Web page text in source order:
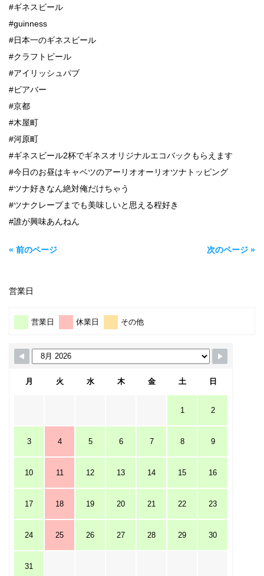
#ギネスビール
#guinness
#日本一のギネスビール
#クラフトビール
#アイリッシュパブ
#ビアバー
#京都
#木屋町
#河原町
#ギネスビール2杯でギネスオリジナルエコバックもらえます
#今日のお昼はキャベツのアーリオオーリオツナトッピング
#ツナ好きなん絶対俺だけちゃう
#ツナクレープまでも美味しいと思える程好き
#誰が興味あんねん
« 前のページ 次のページ »
営業日
営業日 休業日 その他
月 火 水 木 金 土 日
1 2
3 4 5 6 7 8 9
10 11 12 13 14 15 16
17 18 19 20 21 22 23
24 25 26 27 28 29 30
31